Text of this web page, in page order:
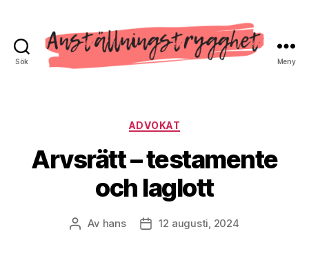
Sök Meny
Kategorier
ADVOKAT
Arvsrätt – testamente
och laglott
Inläggsförfattare
Av hans Inläggsdatum
12 augusti, 2024